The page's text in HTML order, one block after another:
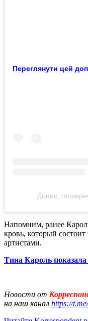
Переглянути цей
Допис,
Напомним, ранее
кровь, который
артистами.
Тина Кароль
Новости от
на наш канал https://